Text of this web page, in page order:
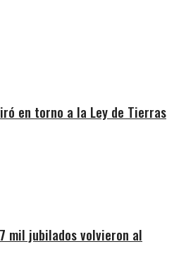
en torno a la Ley de Tierras
mil jubilados volvieron al